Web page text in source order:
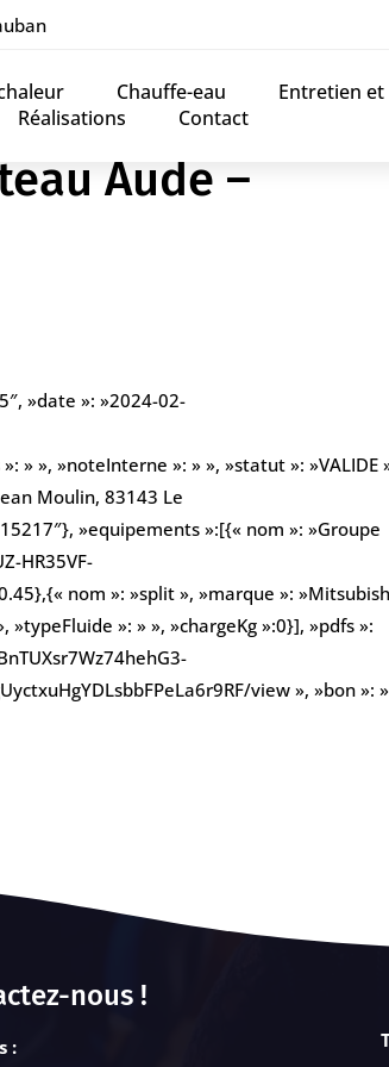
Chauffe-eau
Entretien
Réalisations Contact
Aude –
»date »: »2024-02-
» », »noteInterne »: » », »statut »: »VALIDE
Moulin, 83143 Le
»equipements »:[{« nom »: »Groupe
HR35VF-
nom »: »split », »marque »:
»typeFluide »: » », »chargeKg »:0}], »pdfs »:
view », »bon
nous !
: